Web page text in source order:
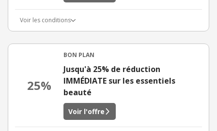
Voir les conditions
25%
BON PLAN
Jusqu'à 25% de réduction
IMMÉDIATE sur les essentiels
beauté
Voir l'offre